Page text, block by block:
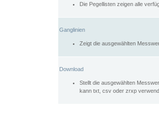
Die Pegellisten zeigen alle
Ganglinien
Zeigt die ausgewählten
Download
Stellt die ausgewählten
kann txt, csv oder zrxp